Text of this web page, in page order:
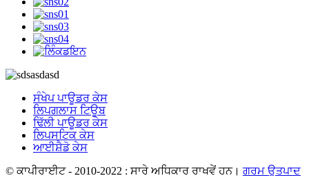
ਸੰਖੇਪ ਪਾਊਡਰ ਕੇਸ
ਲਿਪਗਲਾਸ ਟਿਊਬ
ਢਿੱਲੀ ਪਾਊਡਰ ਕੇਸ
ਲਿਪਸਟਿਕ ਕੇਸ
ਆਈਸ਼ੈਡੋ ਕੇਸ
© ਕਾਪੀਰਾਈਟ - 2010-2022 : ਸਾਰੇ ਅਧਿਕਾਰ ਰਾਖਵੇਂ ਹਨ। ਗਰਮ ਉਤਪਾਦ